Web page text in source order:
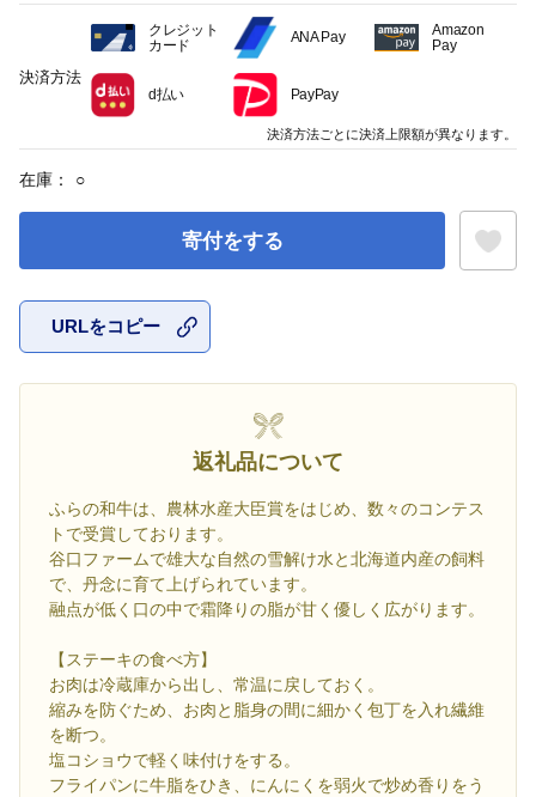
在庫： ○
寄付をする
URLをコピー
返礼品について
ふらの和牛は、農林水産大臣賞をはじめ、数々のコンテス
トで受賞しております。
谷口ファームで雄大な自然の雪解け水と北海道内産の飼料
で、丹念に育て上げられています。
融点が低く口の中で霜降りの脂が甘く優しく広がります。
【ステーキの食べ方】
お肉は冷蔵庫から出し、常温に戻しておく。
縮みを防ぐため、お肉と脂身の間に細かく包丁を入れ繊維
を断つ。
塩コショウで軽く味付けをする。
フライパンに牛脂をひき、にんにくを弱火で炒め香りをう
決済方法
クレジット
カード
ANA Pay
Amazon
Pay
d払い PayPay
決済方法ごとに決済上限額が異なります。